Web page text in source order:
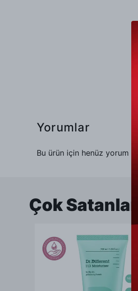
Yorumlar
Bu ürün için henüz yorum
Çok Satanlar